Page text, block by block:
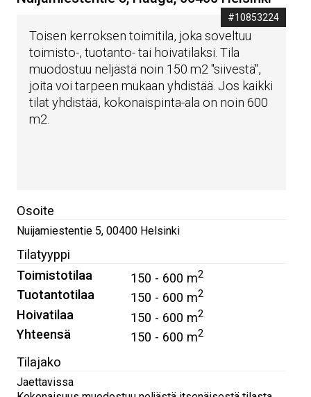
#10853224
Toisen kerroksen toimitila, joka soveltuu
toimisto-, tuotanto- tai hoivatilaksi. Tila
muodostuu neljästä noin 150 m2 "siivestä",
joita voi tarpeen mukaan yhdistää. Jos kaikki
tilat yhdistää, kokonaispinta-ala on noin 600
m2.
Osoite
Nuijamiestentie 5, 00400 Helsinki
Tilatyyppi
Toimistotilaa
150 - 600 m2
Tuotantotilaa 150 - 600 m2
Hoivatilaa 150 - 600 m2
Yhteensä 150 - 600 m2
Tilajako
Jaettavissa